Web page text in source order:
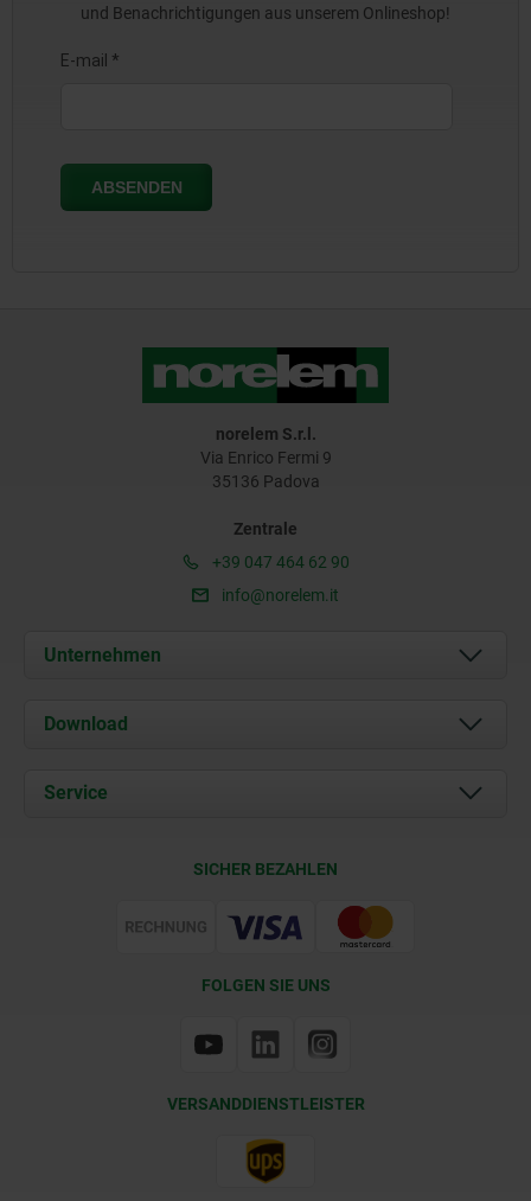
und Benachrichtigungen aus unserem Onlineshop!
norelem S.r.l.
Via Enrico Fermi 9
35136 Padova
Zentrale
+39 047 464 62 90
info@norelem.it
Unternehmen
Über uns
Kontakt
Download
Dokumente
Service
SICHER BEZAHLEN
FOLGEN SIE UNS
VERSANDDIENSTLEISTER